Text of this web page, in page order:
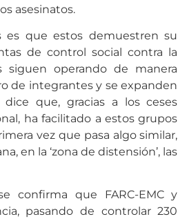
asesinatos.
es que estos demuestren su
de control social contra la
siguen operando de manera
de integrantes y se expanden
que, gracias a los ceses
ha facilitado a estos grupos
vez que pasa algo similar,
en la ‘zona de distensión’, las
confirma que FARC-EMC y
pasando de controlar 230